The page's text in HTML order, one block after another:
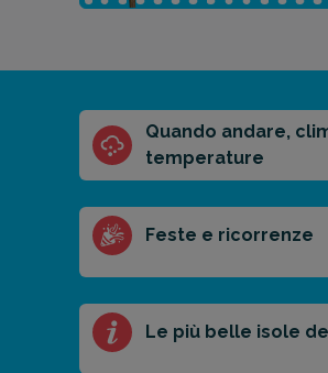
Riassunto
dell'articolo
del riassunto
Quando andare,
temperature
Feste e ricorrenze
Le più belle isole